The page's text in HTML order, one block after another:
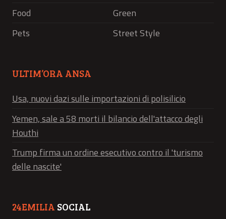
Food
Green
Pets
Street Style
ULTIM’ORA ANSA
Usa, nuovi dazi sulle importazioni di polisilicio
Yemen, sale a 58 morti il bilancio dell'attacco degli
Houthi
Trump firma un ordine esecutivo contro il 'turismo
delle nascite'
24EMILIA SOCIAL